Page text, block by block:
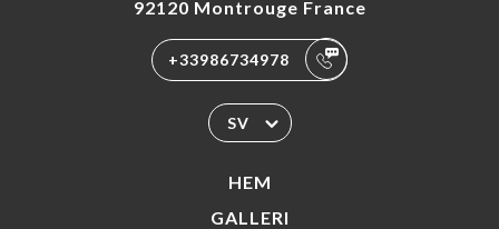
92120 Montrouge France
+33986734978
SV
HEM
GALLERI